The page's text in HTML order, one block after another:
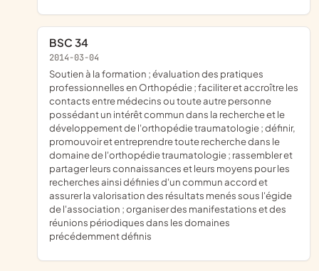
BSC 34
2014-03-04
soutien à la formation ; évaluation des pratiques
professionnelles en Orthopédie ; faciliter et accroître les
contacts entre médecins ou toute autre personne
possédant un intérêt commun dans la recherche et le
développement de l'orthopédie traumatologie ; définir,
promouvoir et entreprendre toute recherche dans le
domaine de l'orthopédie traumatologie ; rassembler et
partager leurs connaissances et leurs moyens pour les
recherches ainsi définies d'un commun accord et
assurer la valorisation des résultats menés sous l'égide
de l'association ; organiser des manifestations et des
réunions périodiques dans les domaines
précédemment définis